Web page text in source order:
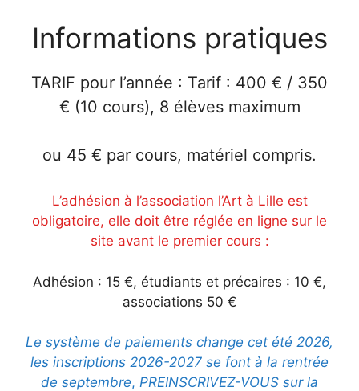
Informations pratiques
TARIF pour l’année : Tarif : 400 € / 350
€ (10 cours), 8 élèves maximum
ou 45 € par cours, matériel compris.
L’adhésion à l’association l’Art à Lille est
obligatoire, elle doit être réglée en ligne sur le
site avant le premier cours :
Adhésion : 15 €, étudiants et précaires : 10 €,
associations 50 €
Le système de paiements change cet été 2026,
les inscriptions 2026-2027 se font à la rentrée
de septembre, PREINSCRIVEZ-VOUS sur la